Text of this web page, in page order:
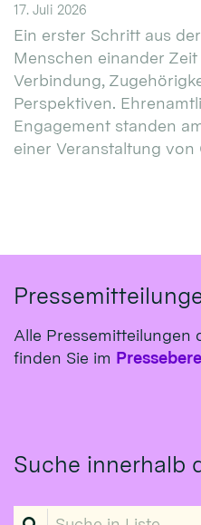
17. Juli 2026
Ein erster Schritt aus
Menschen einander
Verbindung,
Perspektiven.
Engagement standen
einer Veranstaltung von
Alle Pressemitteilungen
finden Sie im
Suche innerhalb
Suche in Liste